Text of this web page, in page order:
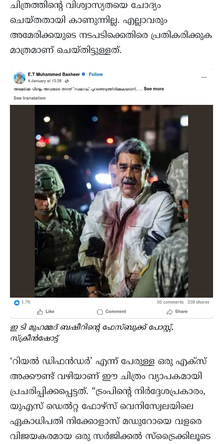
ചിത്രത്തിൻ്റെ വിശ്വാസ്യതയെ ചോദ്യം
ചെയ്തതായി കാണുന്നില്ല. എല്ലാവരും
അമേരിക്കയുടെ നടപടിക്കെതിരെ പ്രതികരിക്കുക
മാത്രമാണ് ചെയ്തിട്ടുള്ളത്.
ഇ ടി മുഹമ്മദ് ബഷീറിന്റെ ഫേസ്ബുക്ക് പോസ്റ്റ്,
സ്ക്രീൻഷോട്ട്
‘റിയൽ ഡിഫൻഡർ’ എന്ന് പേരുള്ള ഒരു എക്സ്
അക്കൗണ്ട് വഴിയാണ് ഈ ചിത്രം വ്യാപകമായി
പ്രചരിപ്പിക്കപ്പെട്ടത്. “ട്രംപിന്റെ നിർദ്ദേശപ്രകാരം,
യുഎസ് ഡെൽറ്റ ഫോഴ്‌സ് വെനിസ്വേലയിലെ
ഏകാധിപതി നിക്കോളാസ് മഡുറോയെ വളരെ
വിജയകരമായ ഒരു സർജിക്കൽ സ്‌ട്രൈക്കിലൂടെ